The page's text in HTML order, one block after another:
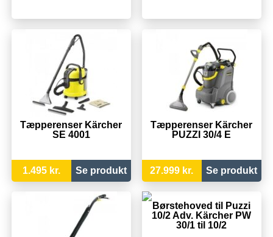
Tæpperenser Kärcher
SE 4001
1.495 kr. Se produkt
Tæpperenser Kärcher
PUZZI 30/4 E
27.999 kr. Se produkt
Børstehoved til Puzzi
10/2 Adv. Kärcher PW
30/1 til 10/2